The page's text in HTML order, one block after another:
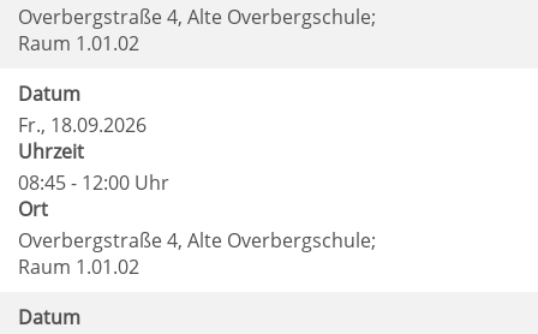
Overbergstraße 4, Alte Overbergschule;
Raum 1.01.02
Datum
Fr., 18.09.2026
Uhrzeit
08:45 - 12:00 Uhr
Ort
Overbergstraße 4, Alte Overbergschule;
Raum 1.01.02
Datum